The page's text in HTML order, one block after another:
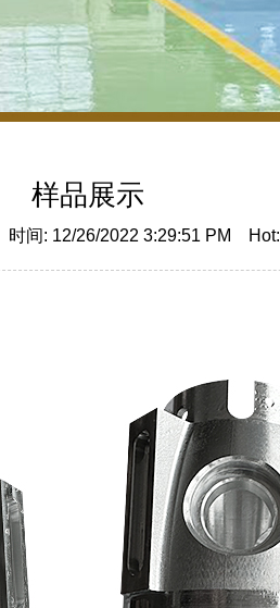
样品展示
间: 12/26/2022 3:29:51 PM Hot: